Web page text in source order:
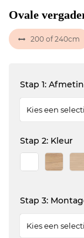
Ovale
200 of 240cm
Stap 1:
Stap 2: Kleur
Stap 3: